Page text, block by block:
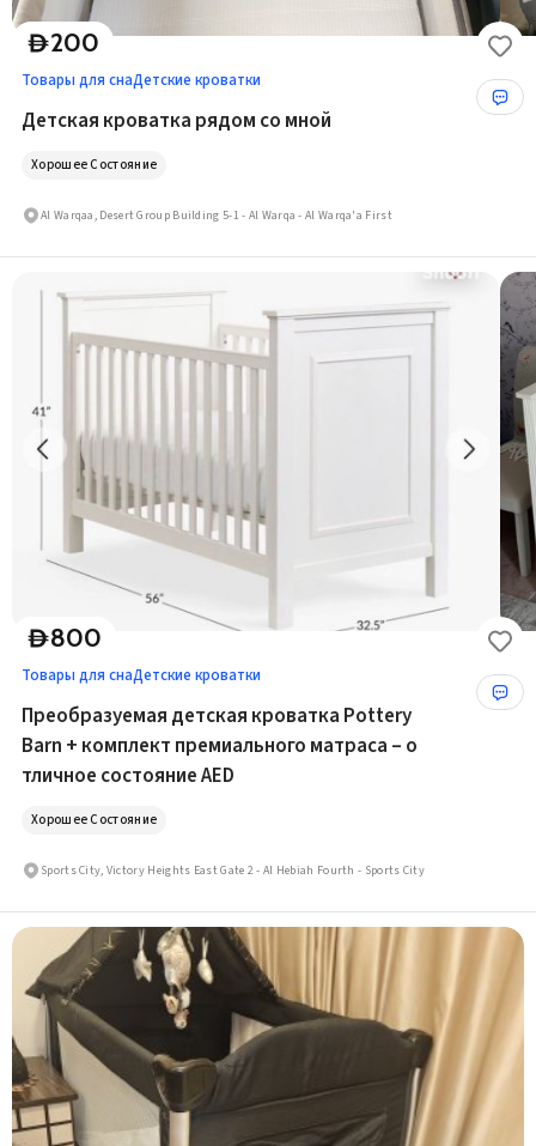
D200
Товары для снаДетские кроватки
Детская кроватка рядом со мной
Хорошее Состояние
Al Warqaa, Desert Group Building 5-1 - Al Warqa - Al Warqa'a First
D800
Товары для снаДетские кроватки
Преобразуемая детская кроватка Pottery
Barn + комплект премиального матраса – о
тличное состояние AED
Хорошее Состояние
Sports City, Victory Heights East Gate 2 - Al Hebiah Fourth - Sports City